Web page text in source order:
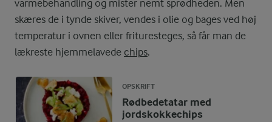
varmebehandling og mister nemt sprødheden. Men
skæres de i tynde skiver, vendes i olie og bages ved høj
temperatur i ovnen eller frituresteges, så får man de
lækreste hjemmelavede chips.
OPSKRIFT
Rødbedetatar med
jordskokkechips